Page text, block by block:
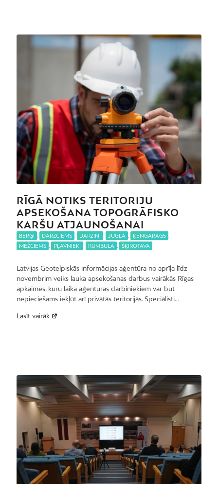
RĪGĀ NOTIKS TERITORIJU
APSEKOŠANA TOPOGRĀFISKO
KARŠU ATJAUNOŠANAI
BERĢI DĀRZCIEMS DĀRZIŅI JUGLA ĶENGARAGS
MEŽCIEMS
PĻAVNIEKI RUMBULA ŠĶIROTAVA
Latvijas Ģeotelpiskās informācijas aģentūra no aprīļa līdz
novembrim veiks lauka apsekošanas darbus vairākās Rīgas
apkaimēs, kuru laikā aģentūras darbiniekiem var būt
nepieciešams iekļūt arī privātās teritorijās. Speciālisti…
Lasīt vairāk